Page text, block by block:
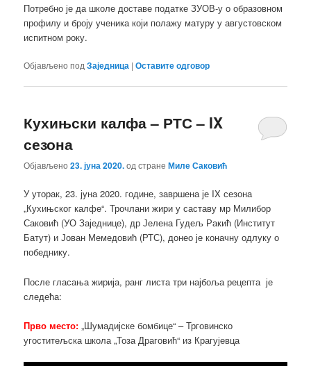
Потребно је да школе доставе податке ЗУОВ-у о образовном
профилу и броју ученика који полажу матуру у августовском
испитном року.
Објављено под Заједница |Оставите одговор
Кухињски калфа – РТС – IX
сезона
Објављено23. јуна 2020.од странеМиле Саковић
У уторак, 23. јуна 2020. године, завршена је IX сезона
„Кухињског калфе“. Трочлани жири у саставу мр Милибор
Саковић (УО Заједнице), др Јелена Гудељ Ракић (Институт
Батут) и Јован Мемедовић (РТС), донео је коначну одлуку о
победнику.
После гласања жирија, ранг листа три најбоља рецепта је
следећа:
Прво место: „Шумадијске бомбице“ – Трговинско
угоститељска школа „Тоза Драговић“ из Крагујевца